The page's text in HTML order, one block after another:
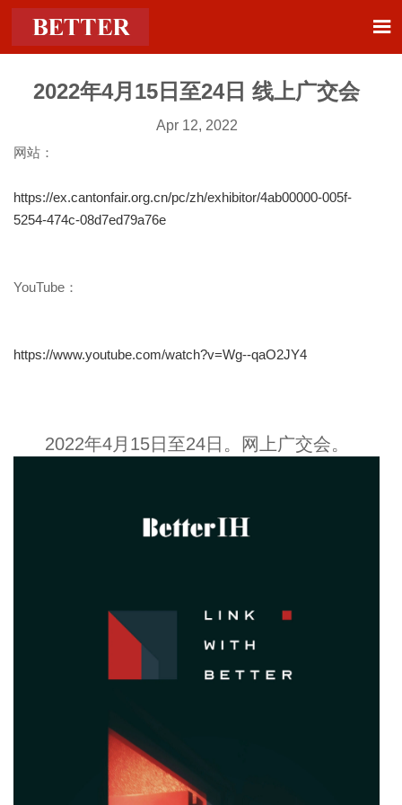

2022年4月15日至24日 线上广交会
Apr 12, 2022
网站：
https://ex.cantonfair.org.cn/pc/zh/exhibitor/4ab00000-005f-
5254-474c-08d7ed79a76e
YouTube：
https://www.youtube.com/watch?v=Wg--qaO2JY4
2022年4月15日至24日。网上广交会。